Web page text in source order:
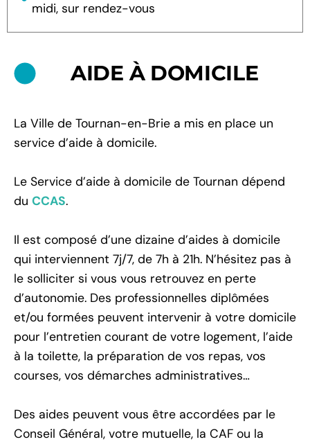
midi, sur rendez-vous
AIDE À DOMICILE
La Ville de Tournan-en-Brie a mis en place un
service d’aide à domicile.
Le Service d’aide à domicile de Tournan dépend
du CCAS.
Il est composé d’une dizaine d’aides à domicile
qui interviennent 7j/7, de 7h à 21h. N’hésitez pas à
le solliciter si vous vous retrouvez en perte
d’autonomie. Des professionnelles diplômées
et/ou formées peuvent intervenir à votre domicile
pour l’entretien courant de votre logement, l’aide
à la toilette, la préparation de vos repas, vos
courses, vos démarches administratives…
Des aides peuvent vous être accordées par le
Conseil Général, votre mutuelle, la CAF ou la